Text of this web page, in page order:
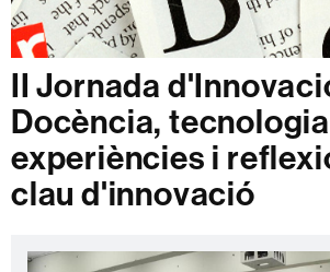
Facultat
de
Dret
II Jornada
Docència,
experiències i
clau d'innovació